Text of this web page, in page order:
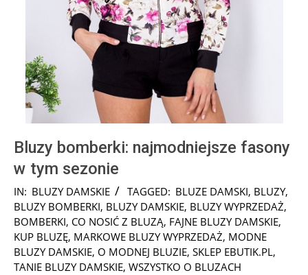
Bluzy bomberki: najmodniejsze fasony
w tym sezonie
2018-
05-
29
IN: BLUZY DAMSKIE TAGGED: BLUZE DAMSKI, BLUZY,
BLUZY BOMBERKI, BLUZY DAMSKIE, BLUZY WYPRZEDAŻ,
BOMBERKI, CO NOSIĆ Z BLUZĄ, FAJNE BLUZY DAMSKIE,
KUP BLUZĘ, MARKOWE BLUZY WYPRZEDAŻ, MODNE
BLUZY DAMSKIE, O MODNEJ BLUZIE, SKLEP EBUTIK.PL,
TANIE BLUZY DAMSKIE, WSZYSTKO O BLUZACH